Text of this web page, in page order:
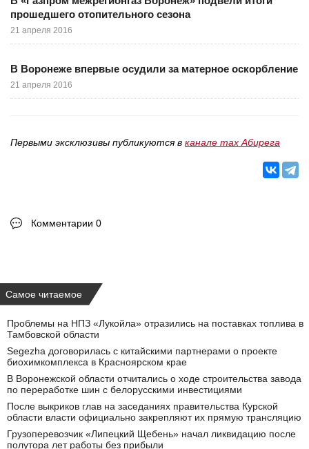
прошедшего отопительного сезона
21 апреля 2016
В Воронеже впервые осудили за матерное оскорбление
21 апреля 2016
Первыми эксклюзивы публикуются в канале max Абирега
Комментарии 0
Самое читаемое
Проблемы на НПЗ «Лукойла» отразились на поставках топлива в
Тамбовской области
Segezha договорилась с китайскими партнерами о проекте
биохимкомплекса в Красноярском крае
В Воронежской области отчитались о ходе строительства завода
по переработке шин с белорусскими инвестициями
После выкриков глав на заседаниях правительства Курской
области власти официально закрепляют их прямую трансляцию
Грузоперевозчик «Липецкий Щебень» начал ликвидацию после
полутора лет работы без прибыли